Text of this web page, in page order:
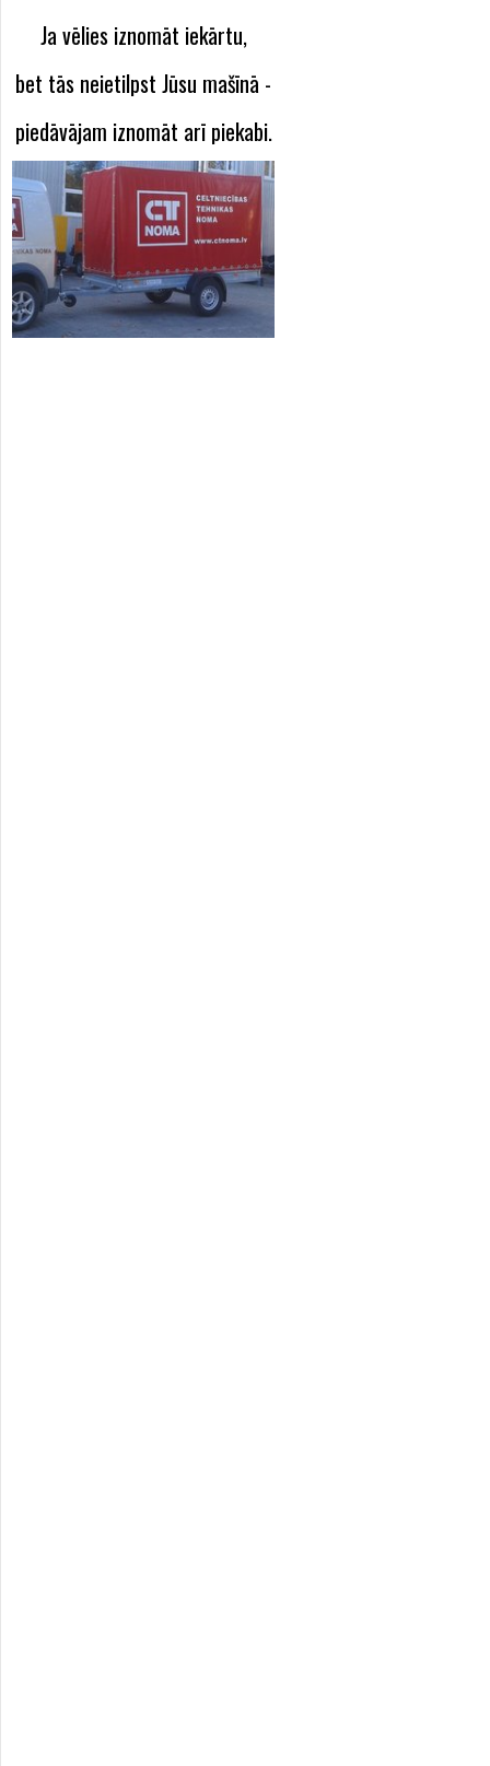
Ja vēlies iznomāt iekārtu,
bet tās neietilpst Jūsu mašīnā -
piedāvājam iznomāt arī piekabi.